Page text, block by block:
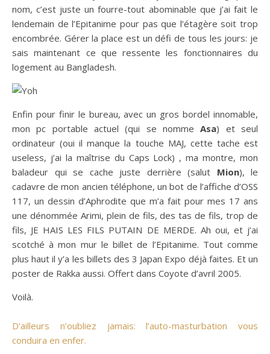
nom, c’est juste un fourre-tout abominable que j’ai fait le
lendemain de l’Epitanime pour pas que l’étagère soit trop
encombrée. Gérer la place est un défi de tous les jours: je
sais maintenant ce que ressente les fonctionnaires du
logement au Bangladesh.
Enfin pour finir le bureau, avec un gros bordel innomable,
mon pc portable actuel (qui se nommeAsa) et seul
ordinateur (oui il manque la touche MAJ, cette tache est
useless, j’ai la maîtrise du Caps Lock) , ma montre, mon
baladeur qui se cache juste derrière (salut Mion), le
cadavre de mon ancien téléphone, un bot de l’affiche d’OSS
117, un dessin d’Aphrodite que m’a fait pour mes 17 ans
une dénommée Arimi, plein de fils, des tas de fils, trop de
fils, JE HAIS LES FILS PUTAIN DE MERDE. Ah oui, et j’ai
scotché à mon mur le billet de l’Epitanime. Tout comme
plus haut il y’a les billets des 3 Japan Expo déjà faites. Et un
poster de Rakka aussi. Offert dans Coyote d’avril 2005.
Voilà.
D’ailleurs n’oubliez jamais: l’auto-masturbation vous
conduira en enfer.